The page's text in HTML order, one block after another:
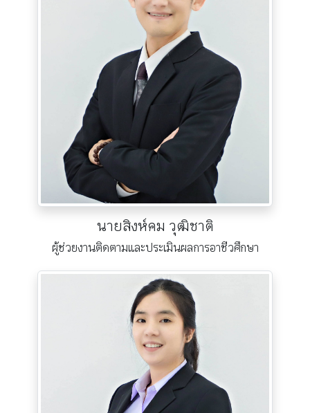
นายสิงห์คม วุฒิชาติ
ผู้ช่วยงานติดตามและประเมินผลการอาชีวศึกษา